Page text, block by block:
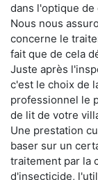
dans l'optique
Nous nous
concerne le
fait que de cela
Juste après
c'est le choix de
professionnel le
de lit de votre
Une prestation
baser sur un
traitement par la
d'insecticide,